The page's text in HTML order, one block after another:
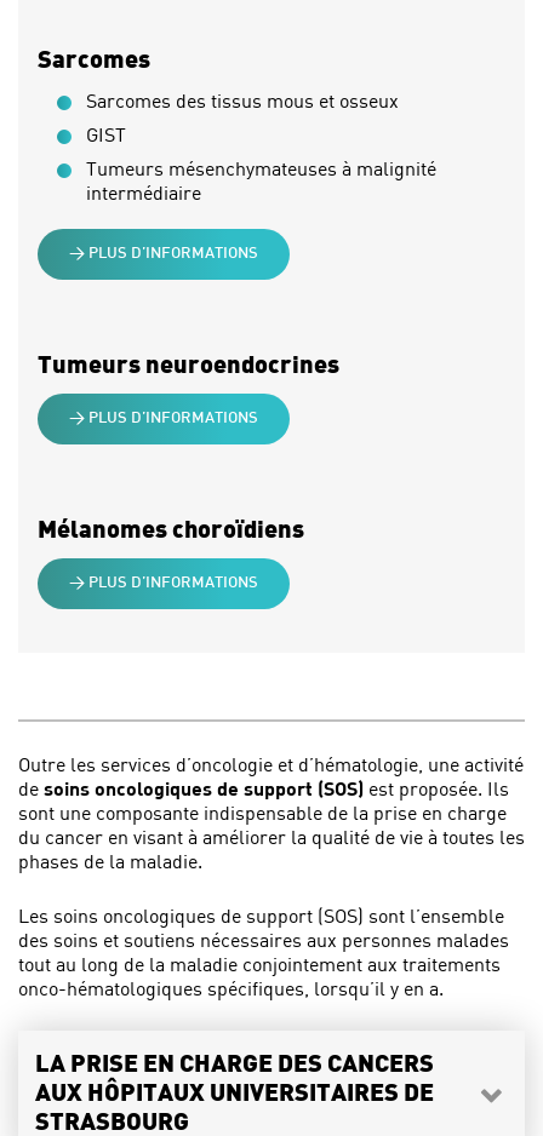
Sarcomes
Sarcomes des tissus mous et osseux
GIST
Tumeurs mésenchymateuses à malignité
intermédiaire
> PLUS D’INFORMATIONS
Tumeurs neuroendocrines
> PLUS D’INFORMATIONS
Mélanomes choroïdiens
> PLUS D’INFORMATIONS
Outre les services d’oncologie et d’hématologie, une activité
de soins oncologiques de support (SOS) est proposée. Ils
sont une composante indispensable de la prise en charge
du cancer en visant à améliorer la qualité de vie à toutes les
phases de la maladie.
Les soins oncologiques de support (SOS) sont l’ensemble
des soins et soutiens nécessaires aux personnes malades
tout au long de la maladie conjointement aux traitements
onco-hématologiques spécifiques, lorsqu’il y en a.
LA PRISE EN CHARGE DES CANCERS
AUX HÔPITAUX UNIVERSITAIRES DE
STRASBOURG